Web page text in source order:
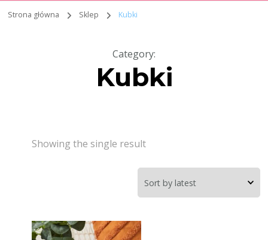
Strona główna Sklep Kubki
Category:
Kubki
Showing the single result